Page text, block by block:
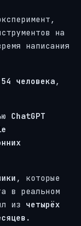
на
написания
54 человека,
ChatGPT
, которые
в реальном
из четырёх
.